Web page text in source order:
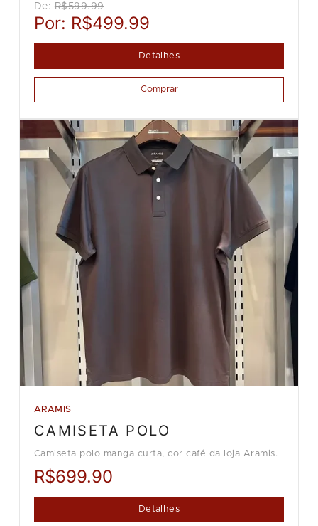
De: R$599.99
Por: R$499.99
Detalhes
Comprar
ARAMIS
CAMISETA POLO
Camiseta polo manga curta, cor café da loja Aramis.
R$699.90
Detalhes